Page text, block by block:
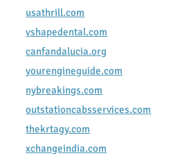
usathrill.com
vshapedental.com
canfandalucia.org
yourengineguide.com
nybreakings.com
outstationcabsservices.com
thekrtagy.com
xchangeindia.com